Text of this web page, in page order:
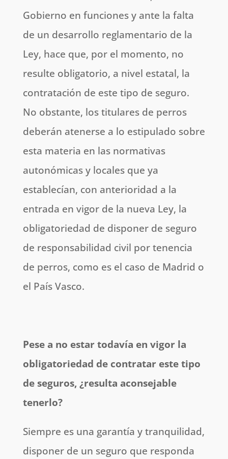
Gobierno en funciones y ante la falta
de un desarrollo reglamentario de la
Ley, hace que, por el momento, no
resulte obligatorio, a nivel estatal, la
contratación de este tipo de seguro.
No obstante, los titulares de perros
deberán atenerse a lo estipulado sobre
esta materia en las normativas
autonómicas y locales que ya
establecían, con anterioridad a la
entrada en vigor de la nueva Ley, la
obligatoriedad de disponer de seguro
de responsabilidad civil por tenencia
de perros, como es el caso de Madrid o
el País Vasco.
Pese a no estar todavía en vigor la
obligatoriedad de contratar este tipo
de seguros, ¿resulta aconsejable
tenerlo?
Siempre es una garantía y tranquilidad,
disponer de un seguro que responda